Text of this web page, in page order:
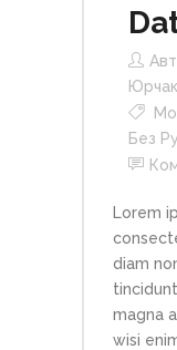
Юрчак
Без
Lorem
diam
magna
wisi